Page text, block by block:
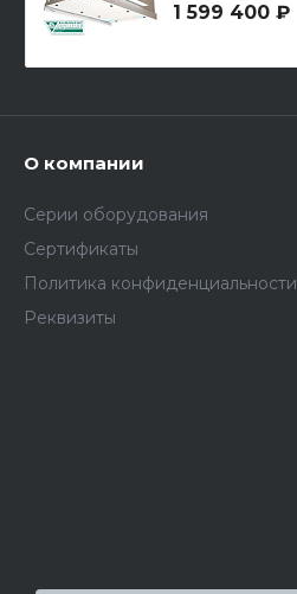
1 599 400 ₽
О компании
Серии оборудования
Сертификаты
Политика конфиденциальности
Реквизиты